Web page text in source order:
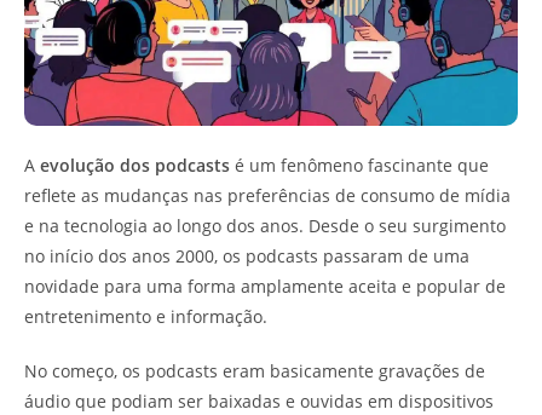
A evolução dos podcasts é um fenômeno fascinante que
reflete as mudanças nas preferências de consumo de mídia
e na tecnologia ao longo dos anos. Desde o seu surgimento
no início dos anos 2000, os podcasts passaram de uma
novidade para uma forma amplamente aceita e popular de
entretenimento e informação.
No começo, os podcasts eram basicamente gravações de
áudio que podiam ser baixadas e ouvidas em dispositivos